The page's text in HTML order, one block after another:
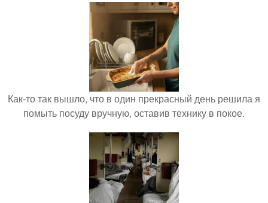
Как-то так вышло, что в один прекрасный день решила я
помыть посуду вручную, оставив технику в покое.